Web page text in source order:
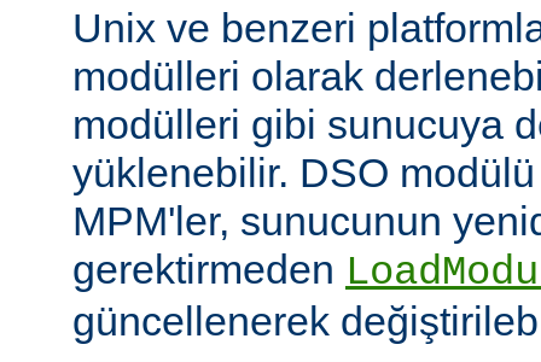
Unix ve benzeri
modülleri olarak
modülleri gibi sunucuya
yüklenebilir. DSO
MPM'ler, sunucunun
gerektirmeden
güncellenerek